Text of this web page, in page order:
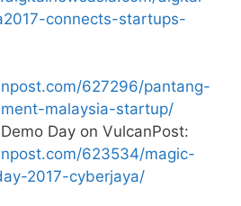
connects-startups-
627296/pantang-
malaysia-startup/
Day on VulcanPost:
623534/magic-
2017-cyberjaya/